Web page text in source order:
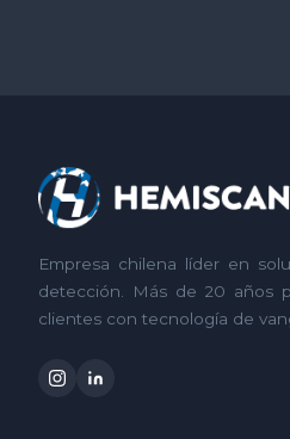
Empresa chilena líder en
detección. Más de 20 años
clientes con tecnología de